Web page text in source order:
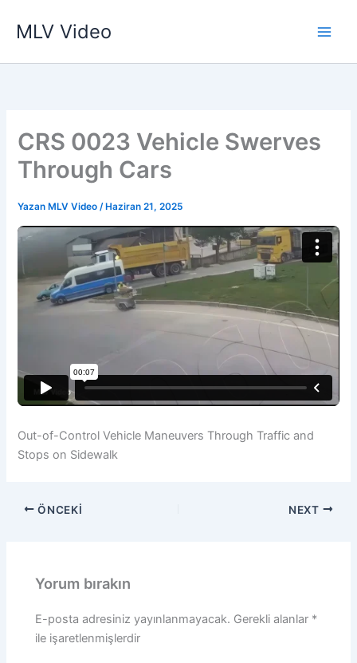
atlaMLV Video
CRS 0023 Vehicle Swerves
Through Cars
Yazan MLV Video/ Haziran 21, 2025
Out-of-Control Vehicle Maneuvers Through Traffic and
Stops on Sidewalk
ÖNCEKI NEXT
Yorum bırakın
E-posta adresiniz yayınlanmayacak. Gerekli alanlar *
ile işaretlenmişlerdir